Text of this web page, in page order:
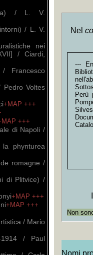
/ L. V.
/ L. V.
nei
/ Ciardi,
Francesco
Pedro Voltes
+MAP +++
+++
di Napoli /
phynturea
romagne /
di Plitvice) /
+MAP +++
+MAP +++
/ Mario
1914 / Paul
Nel
---
Perù
Non
Nomi